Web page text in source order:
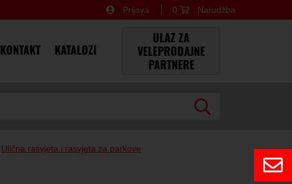
×
Prijava 0 Narudžba
KONTAKT KATALOZI
ULAZ ZA
VELEPRODAJNE
PARTNERE
Ulična rasvjeta i rasvjeta za parkove